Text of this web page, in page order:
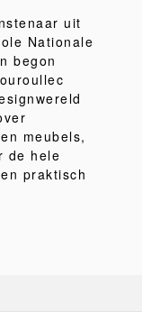
uit
Nationale
begon
meubels,
de hele
praktisch